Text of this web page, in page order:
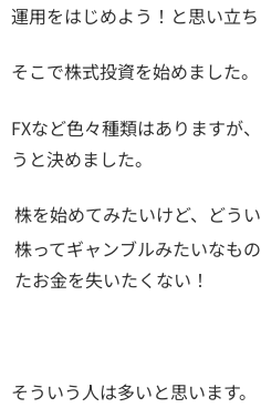
運用をはじめよう！と思い立ち
そこで株式投資を始めました。
FXなど色々種類はありますが
うと決めました。
株を始めてみたいけど、どう
株ってギャンブルみたいなも
たお金を失いたくない！
そういう人は多いと思います。